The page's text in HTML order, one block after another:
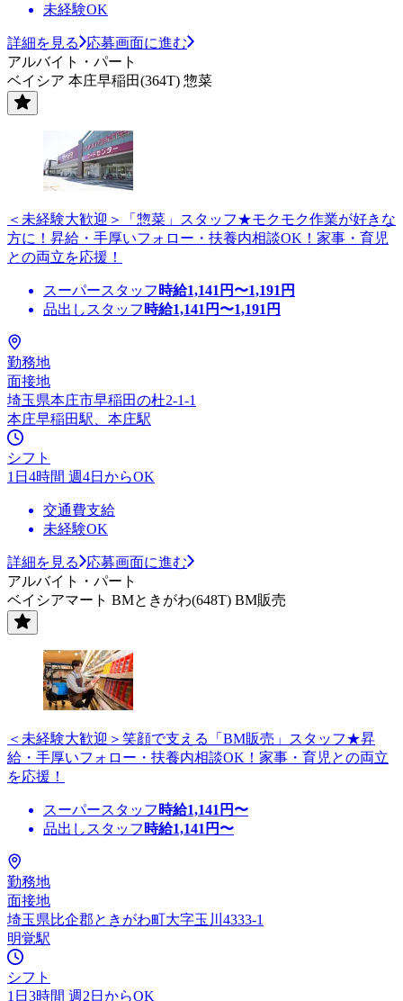
未経験OK
詳細を見る
応募画面に進む
アルバイト・パート
ベイシア 本庄早稲田(364T) 惣菜
＜未経験大歓迎＞「惣菜」スタッフ★モクモク作業が好きな
方に！昇給・手厚いフォロー・扶養内相談OK！家事・育児
との両立を応援！
スーパースタッフ 時給1,141 円〜1,191 円
品出しスタッフ 時給1,141 円〜1,191 円
勤務地
面接地
埼玉県本庄市早稲田の杜2-1-1
本庄早稲田駅、本庄駅
シフト
1日4時間 週4日からOK
交通費支給
未経験OK
詳細を見る
応募画面に進む
アルバイト・パート
ベイシアマート BMときがわ(648T) BM販売
＜未経験大歓迎＞笑顔で支える「BM販売」スタッフ★昇
給・手厚いフォロー・扶養内相談OK！家事・育児との両立
を応援！
スーパースタッフ 時給1,141 円〜
品出しスタッフ 時給1,141 円〜
勤務地
面接地
埼玉県比企郡ときがわ町大字玉川4333-1
明覚駅
シフト
1日3時間 週2日からOK